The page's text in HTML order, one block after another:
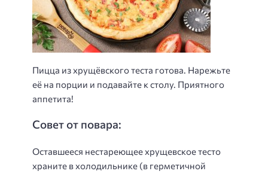
Пицца из хрущёвского теста готова. Нарежьте
её на порции и подавайте к столу. Приятного
аппетита!
Совет от повара:
Оставшееся нестареющее хрущевское тесто
храните в холодильнике (в герметичной